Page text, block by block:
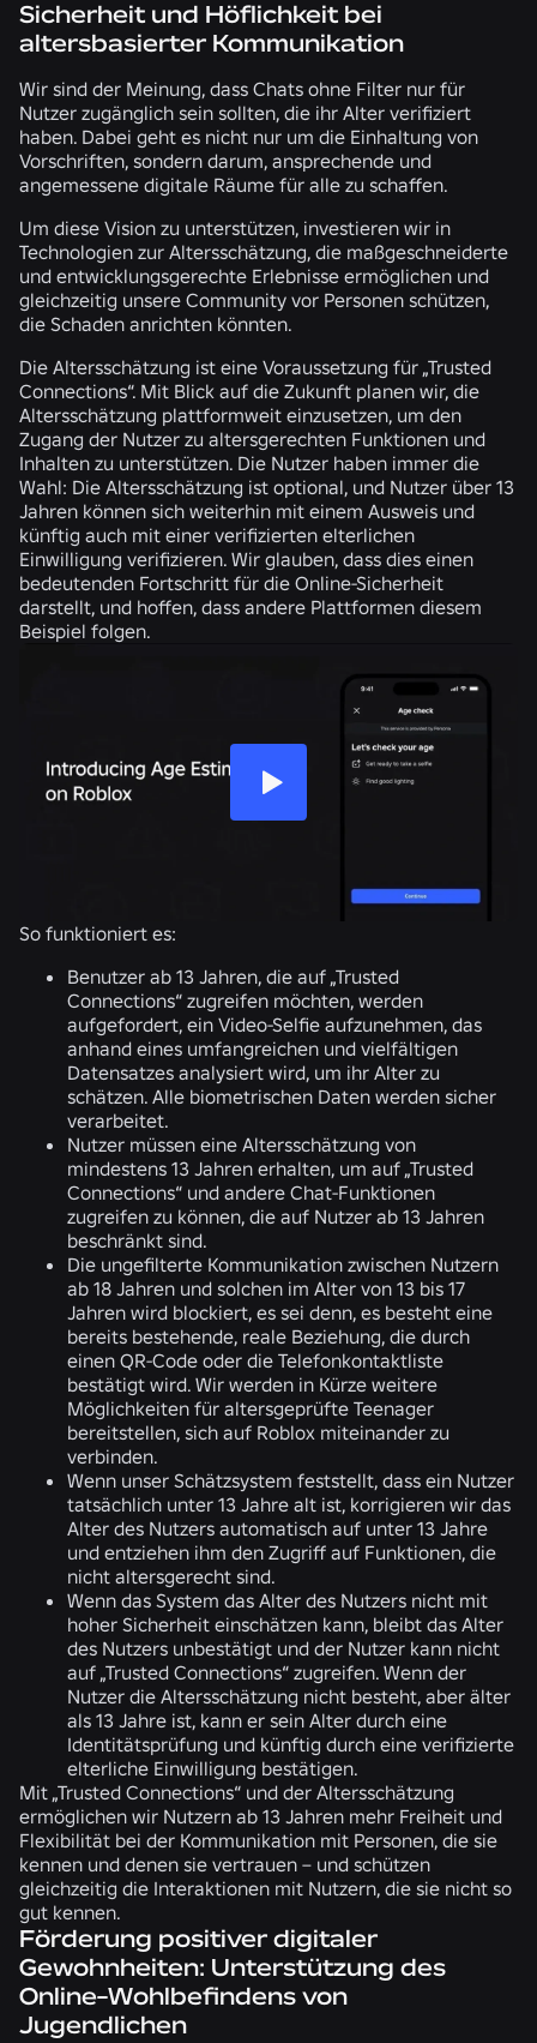
Sicherheit und Höflichkeit bei
altersbasierter Kommunikation
Wir sind der Meinung, dass Chats ohne Filter nur für
Nutzer zugänglich sein sollten, die ihr Alter verifiziert
haben. Dabei geht es nicht nur um die Einhaltung von
Vorschriften, sondern darum, ansprechende und
angemessene digitale Räume für alle zu schaffen.
Um diese Vision zu unterstützen, investieren wir in
Technologien zur Altersschätzung, die maßgeschneiderte
und entwicklungsgerechte Erlebnisse ermöglichen und
gleichzeitig unsere Community vor Personen schützen,
die Schaden anrichten könnten.
Die Altersschätzung ist eine Voraussetzung für „Trusted
Connections“. Mit Blick auf die Zukunft planen wir, die
Altersschätzung plattformweit einzusetzen, um den
Zugang der Nutzer zu altersgerechten Funktionen und
Inhalten zu unterstützen. Die Nutzer haben immer die
Wahl: Die Altersschätzung ist optional, und Nutzer über 13
Jahren können sich weiterhin mit einem Ausweis und
künftig auch mit einer verifizierten elterlichen
Einwilligung verifizieren. Wir glauben, dass dies einen
bedeutenden Fortschritt für die Online-Sicherheit
darstellt, und hoffen, dass andere Plattformen diesem
Beispiel folgen.
So funktioniert es:
Benutzer ab 13 Jahren, die auf „Trusted
Connections“ zugreifen möchten, werden
aufgefordert, ein Video-Selfie aufzunehmen, das
anhand eines umfangreichen und vielfältigen
Datensatzes analysiert wird, um ihr Alter zu
schätzen. Alle biometrischen Daten werden sicher
verarbeitet.
Nutzer müssen eine Altersschätzung von
mindestens 13 Jahren erhalten, um auf „Trusted
Connections“ und andere Chat-Funktionen
zugreifen zu können, die auf Nutzer ab 13 Jahren
beschränkt sind.
Die ungefilterte Kommunikation zwischen Nutzern
ab 18 Jahren und solchen im Alter von 13 bis 17
Jahren wird blockiert, es sei denn, es besteht eine
bereits bestehende, reale Beziehung, die durch
einen QR-Code oder die Telefonkontaktliste
bestätigt wird. Wir werden in Kürze weitere
Möglichkeiten für altersgeprüfte Teenager
bereitstellen, sich auf Roblox miteinander zu
verbinden.
Wenn unser Schätzsystem feststellt, dass ein Nutzer
tatsächlich unter 13 Jahre alt ist, korrigieren wir das
Alter des Nutzers automatisch auf unter 13 Jahre
und entziehen ihm den Zugriff auf Funktionen, die
nicht altersgerecht sind.
Wenn das System das Alter des Nutzers nicht mit
hoher Sicherheit einschätzen kann, bleibt das Alter
des Nutzers unbestätigt und der Nutzer kann nicht
auf „Trusted Connections“ zugreifen. Wenn der
Nutzer die Altersschätzung nicht besteht, aber älter
als 13 Jahre ist, kann er sein Alter durch eine
Identitätsprüfung und künftig durch eine verifizierte
elterliche Einwilligung bestätigen.
Mit „Trusted Connections“ und der Altersschätzung
ermöglichen wir Nutzern ab 13 Jahren mehr Freiheit und
Flexibilität bei der Kommunikation mit Personen, die sie
kennen und denen sie vertrauen – und schützen
gleichzeitig die Interaktionen mit Nutzern, die sie nicht so
gut kennen.
Förderung positiver digitaler
Gewohnheiten: Unterstützung des
Online-Wohlbefindens von
Jugendlichen